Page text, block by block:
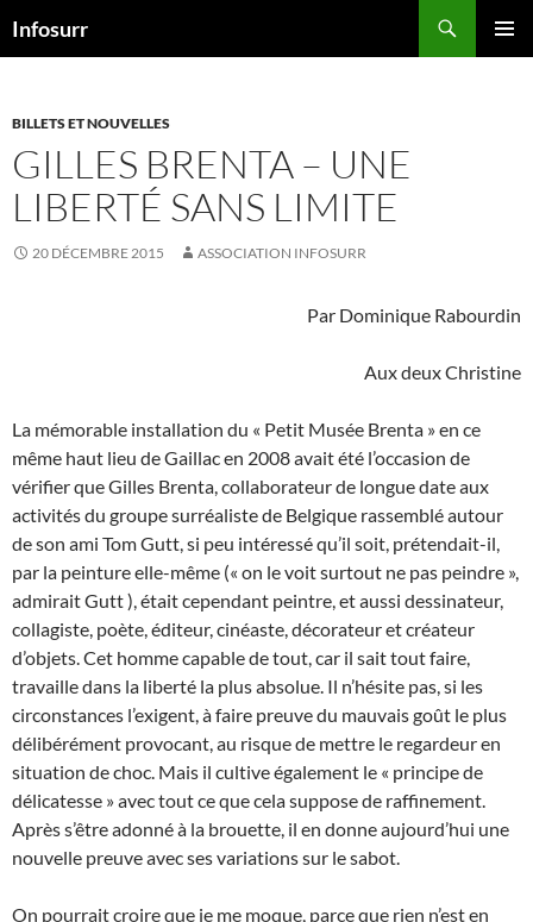
auInfosurr
BILLETS ET NOUVELLES
GILLES BRENTA – UNE
LIBERTÉ SANS LIMITE
20 DÉCEMBRE 2015 ASSOCIATION INFOSURR
Par Dominique Rabourdin
Aux deux Christine
La mémorable installation du « Petit Musée Brenta » en ce
même haut lieu de Gaillac en 2008 avait été l’occasion de
vérifier que Gilles Brenta, collaborateur de longue date aux
activités du groupe surréaliste de Belgique rassemblé autour
de son ami Tom Gutt, si peu intéressé qu’il soit, prétendait-il,
par la peinture elle-même (« on le voit surtout ne pas peindre »,
admirait Gutt ), était cependant peintre, et aussi dessinateur,
collagiste, poète, éditeur, cinéaste, décorateur et créateur
d’objets. Cet homme capable de tout, car il sait tout faire,
travaille dans la liberté la plus absolue. Il n’hésite pas, si les
circonstances l’exigent, à faire preuve du mauvais goût le plus
délibérément provocant, au risque de mettre le regardeur en
situation de choc. Mais il cultive également le « principe de
délicatesse » avec tout ce que cela suppose de raffinement.
Après s’être adonné à la brouette, il en donne aujourd’hui une
nouvelle preuve avec ses variations sur le sabot.
On pourrait croire que je me moque, parce que rien n’est en